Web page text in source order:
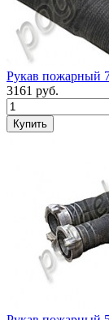
Рукав пожарный
3161 руб.